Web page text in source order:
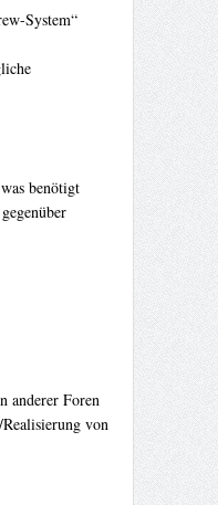
System“
benötigt
anderer Foren
von